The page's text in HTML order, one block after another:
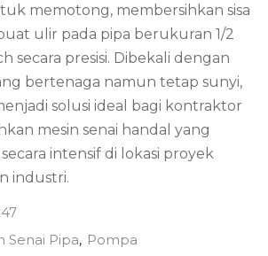
memotong, membersihkan sisa
ulir pada pipa berukuran 1/2
secara presisi. Dibekali dengan
bertenaga namun tetap sunyi,
solusi ideal bagi kontraktor
mesin senai handal yang
intensif di lokasi proyek
industri.
Senai Pipa, Pompa